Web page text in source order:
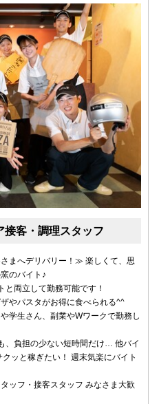
接客・調理スタッフ
まへデリバリー！≫ 楽しくて、思
のバイト♪
両立して勤務可能です！
やパスタがお得に食べられる^^
学生さん、副業やWワークで勤務し
、負担の少ない短時間だけ… 他バイ
ッと稼ぎたい！ 週末気楽にバイト
ッフ・接客スタッフ みなさま大歓